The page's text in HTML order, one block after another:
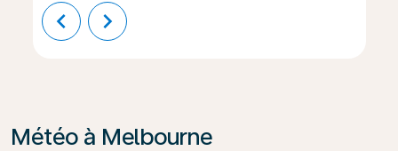
chevron_left chevron_right
Météo à Melbourne